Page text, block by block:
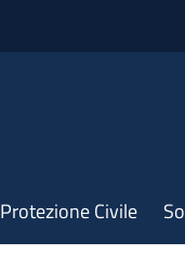
Protezione Civile